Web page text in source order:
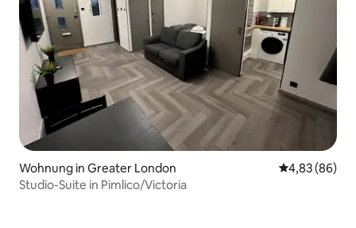
Wohnung in Greater London
4,83 (86)
Studio-Suite in Pimlico/Victoria